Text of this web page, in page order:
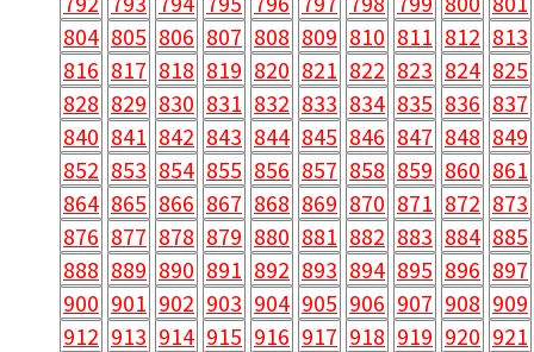
804 805 806 807 808 809 810 811 812 813
816 817 818 819 820 821 822 823 824 825
828 829 830 831 832 833 834 835 836 837
840 841 842 843 844 845 846 847 848 849
852 853 854 855 856 857 858 859 860 861
864 865 866 867 868 869 870 871 872 873
876 877 878 879 880 881 882 883 884 885
888 889 890 891 892 893 894 895 896 897
900 901 902 903 904 905 906 907 908 909
912 913 914 915 916 917 918 919 920 921